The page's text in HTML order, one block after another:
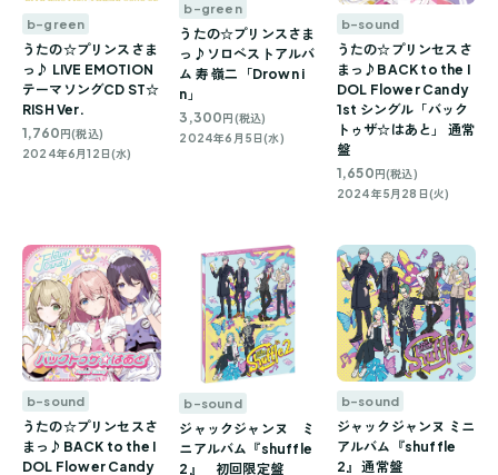
b-green
うたの☆プリンスさま
っ♪ LIVE EMOTION
テーマソングCD ST☆
RISH Ver.
1,760 円(税込)
2024年6月12日(水)
b-green
うたの☆プリンスさま
っ♪ソロベストアルバ
ム 寿 嶺二「Drown i
n」
3,300 円(税込)
2024年6月5日(水)
b-sound
うたの☆プリンセスさ
まっ♪BACK to the I
DOL Flower Candy
1st シングル「バック
トゥザ☆はあと」 通常
盤
1,650円(税込)
2024年5月28日(火)
b-sound
うたの☆プリンセスさ
まっ♪BACK to the I
DOL Flower Candy
b-sound
ジャックジャンヌ ミ
ニアルバム『shuffle
2』 初回限定盤
b-sound
ジャックジャンヌ ミニ
アルバム『shuffle
2』 通常盤